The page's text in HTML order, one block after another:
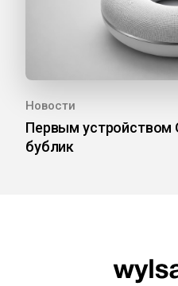
Новости
Первым устройством
бублик